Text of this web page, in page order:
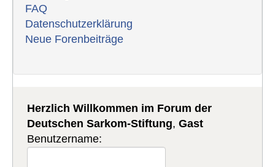
FAQ
Datenschutzerklärung
Neue Forenbeiträge
Herzlich Willkommen im Forum der
Deutschen Sarkom-Stiftung,Gast
Benutzername: